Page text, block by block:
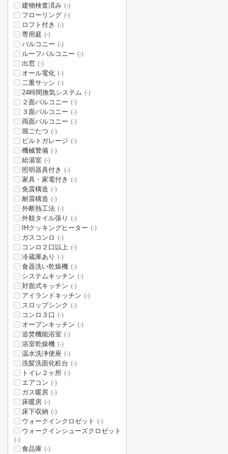
建物検査済み (-)
フローリング (-)
ロフト付き (-)
専用庭 (-)
バルコニー (-)
ルーフバルコニー (-)
出窓 (-)
オール電化 (-)
二重サッシ (-)
24時間換気システム (-)
２面バルコニー (-)
３面バルコニー (-)
両面バルコニー (-)
堀ごたつ (-)
ビルトガレージ (-)
機械警備 (-)
給湯室 (-)
照明器具付き (-)
家具・家電付き (-)
免震構造 (-)
耐震構造 (-)
外断熱工法 (-)
外観タイル張り (-)
IHクッキングヒーター (-)
ガスコンロ (-)
コンロ２口以上 (-)
冷蔵庫あり (-)
食器洗い乾燥機 (-)
システムキッチン (-)
対面式キッチン (-)
アイランドキッチン (-)
スロップシンク (-)
コンロ３口 (-)
オープンキッチン (-)
追焚機能浴室 (-)
浴室乾燥機 (-)
温水洗浄便座 (-)
洗髪洗面化粧台 (-)
トイレ２ヶ所 (-)
エアコン (-)
ガス暖房 (-)
床暖房 (-)
床下収納 (-)
ウォークインクロゼット (-)
ウォークインシューズクロゼット
(-)
食品庫 (-)